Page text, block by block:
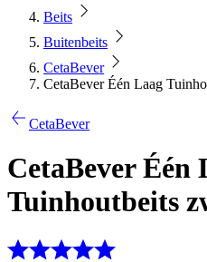
Beits
Buitenbeits
CetaBever
CetaBever Één Laag
CetaBever
CetaBever Één
Tuinhoutbeits